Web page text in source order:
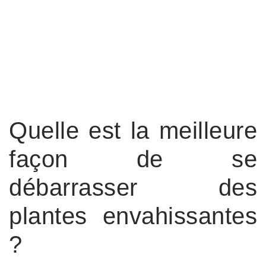
Quelle est la meilleure
façon de se
débarrasser des
plantes envahissantes
?